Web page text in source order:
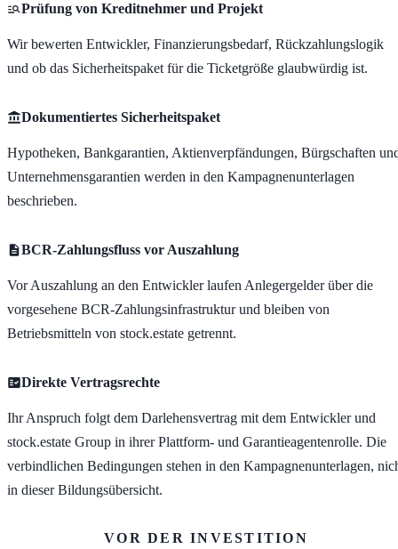
Prüfung von Kreditnehmer und Projekt
Wir bewerten Entwickler, Finanzierungsbedarf, Rückzahlungslogik
und ob das Sicherheitspaket für die Ticketgröße glaubwürdig ist.
Dokumentiertes Sicherheitspaket
Hypotheken, Bankgarantien, Aktienverpfändungen, Bürgschaften
Unternehmensgarantien werden in den Kampagnenunterlagen
beschrieben.
BCR-Zahlungsfluss vor Auszahlung
Vor Auszahlung an den Entwickler laufen Anlegergelder über die
vorgesehene BCR-Zahlungsinfrastruktur und bleiben von
Betriebsmitteln von stock.estate getrennt.
Direkte Vertragsrechte
Ihr Anspruch folgt dem Darlehensvertrag mit dem Entwickler und
stock.estate Group in ihrer Plattform- und Garantieagentenrolle. Die
verbindlichen Bedingungen stehen in den Kampagnenunterlagen,
in dieser Bildungsübersicht.
VOR DER INVESTITION